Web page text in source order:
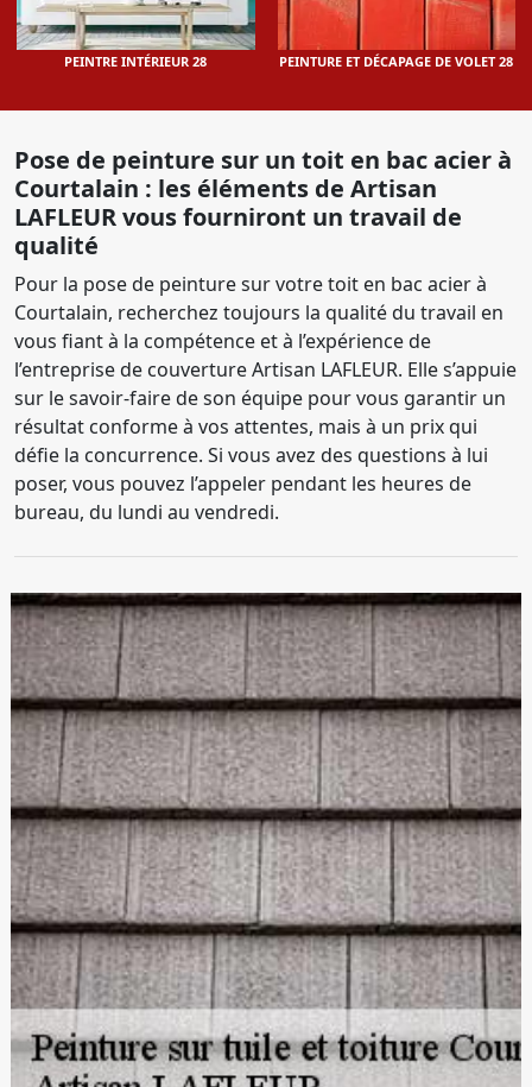
PEINTRE INTÉRIEUR 28 PEINTURE ET DÉCAPAGE DE VOLET 28
Pose de peinture sur un toit en bac acier à
Courtalain : les éléments de Artisan
LAFLEUR vous fourniront un travail de
qualité
Pour la pose de peinture sur votre toit en bac acier à
Courtalain, recherchez toujours la qualité du travail en
vous fiant à la compétence et à l’expérience de
l’entreprise de couverture Artisan LAFLEUR. Elle s’appuie
sur le savoir-faire de son équipe pour vous garantir un
résultat conforme à vos attentes, mais à un prix qui
défie la concurrence. Si vous avez des questions à lui
poser, vous pouvez l’appeler pendant les heures de
bureau, du lundi au vendredi.